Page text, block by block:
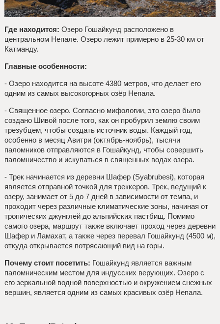
Где находится: Озеро Гошайкунд расположено в
центральном Непале. Озеро лежит примерно в 25-30 км от
Катманду.
Главные особенности:
- Озеро находится на высоте 4380 метров, что делает его
одним из самых высокогорных озёр Непала.
- Священное озеро. Согласно мифологии, это озеро было
создано Шивой после того, как он пробурил землю своим
трезубцем, чтобы создать источник воды. Каждый год,
особенно в месяц Авитри (октябрь-ноябрь), тысячи
паломников отправляются в Гошайкунд, чтобы совершить
паломничество и искупаться в священных водах озера.
- Трек начинается из деревни Шафер (Syabrubesi), которая
является отправной точкой для треккеров. Трек, ведущий к
озеру, занимает от 5 до 7 дней в зависимости от темпа, и
проходит через различные климатические зоны, начиная от
тропических джунглей до альпийских пастбищ. Помимо
самого озера, маршрут также включает проход через деревни
Шафер и Ламахат, а также через перевал Гошайкунд (4500 м),
откуда открывается потрясающий вид на горы.
Почему стоит посетить: Гошайкунд является важным
паломническим местом для индусских верующих. Озеро с
его зеркальной водной поверхностью и окружением снежных
вершин, является одним из самых красивых озёр Непала.